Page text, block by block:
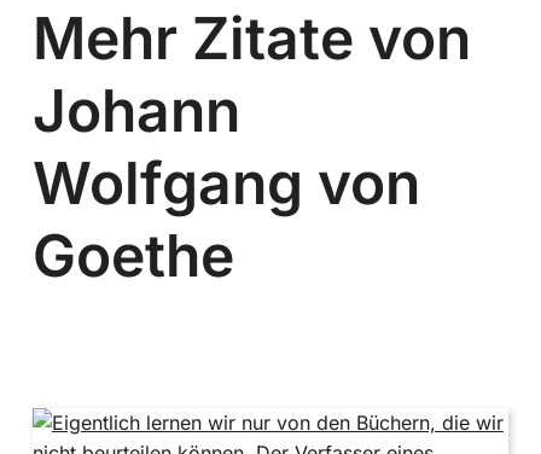
Mehr Zitate von
Johann
Wolfgang von
Goethe